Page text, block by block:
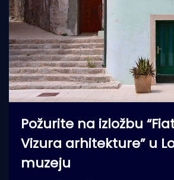
Požurite na izložbu
Vizura arhitekture” u
muzeju